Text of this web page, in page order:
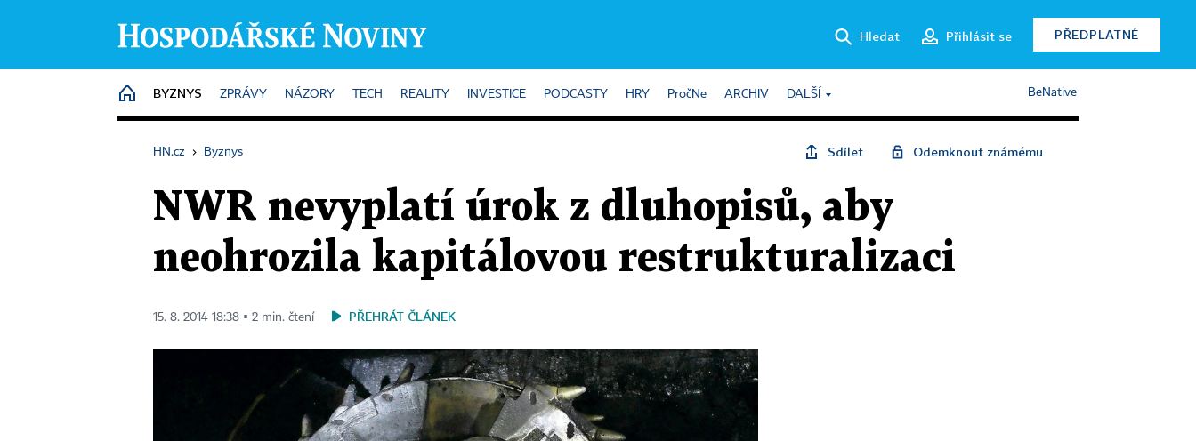
Hledat Přihlásit se PŘEDPLATNÉ
HOME
BYZNYS ZPRÁVY NÁZORY TECH REALITY INVESTICE PODCASTY HRY PročNe ARCHIV DALŠÍ BeNative
HN.cz › Byznys Sdílet Odemknout známému
NWR nevyplatí úrok z dluhopisů, aby
neohrozila kapitálovou restrukturalizaci
15. 8. 2014 18:38 ▪ 2 min. čtení PŘEHRÁT ČLÁNEK